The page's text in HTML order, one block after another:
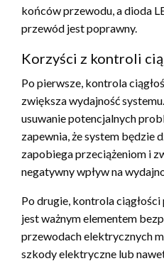
końców przewodu, a dioda
przewód jest poprawny.
Korzyści z kontroli
Po pierwsze, kontrola
zwiększa wydajność
usuwanie potencjalnych
zapewnia, że system będzie
zapobiega przeciążeniom i
negatywny wpływ na
Po drugie, kontrola
jest ważnym elementem
przewodach elektrycznych
szkody elektryczne lub